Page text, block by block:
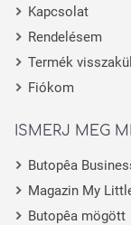
Kapcsolat
Rendelésem
Termék
Fiókom
ISMERJ MEG
Butopêa
Magazin My
Butopêa mögött